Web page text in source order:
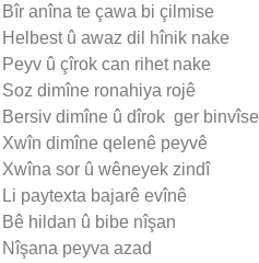
Bîr anîna te çawa bi çilmise
Helbest û awaz dil hînik nake
Peyv û çîrok can rihet nake
Soz dimîne ronahiya rojê
Bersiv dimîne û dîrok ger binvîse
Xwîn dimîne qelenê peyvê
Xwîna sor û wêneyek zindî
Li paytexta bajarê evînê
Bê hildan û bibe nîşan
Nîşana peyva azad